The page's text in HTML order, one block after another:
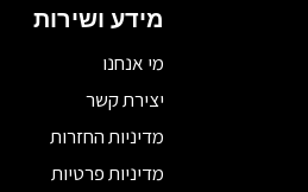
מידע ושירות
מי אנחנו
יצירת קשר
מדיניות החזרות
מדיניות פרטיות